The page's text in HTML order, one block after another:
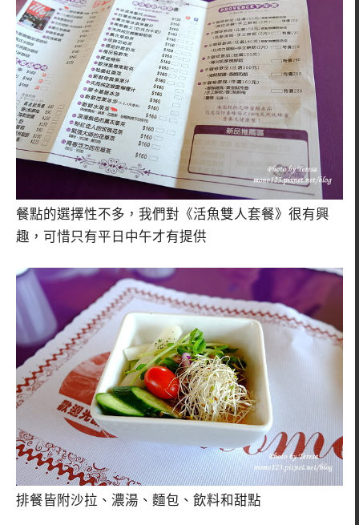
餐點的選擇性不多，我們對《活魚雙人套餐》很有興
趣，可惜只有平日中午才有提供
排餐皆附沙拉、濃湯、麵包、飲料和甜點